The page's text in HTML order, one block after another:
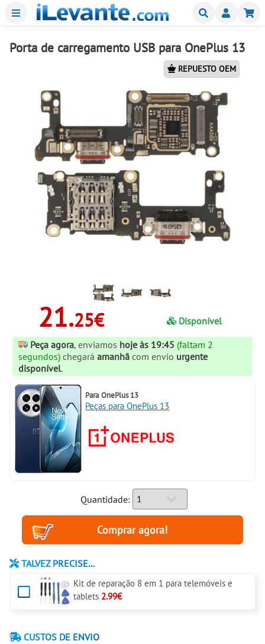
Menu Buscar
Porta de carregamento USB para OnePlus 13
REPUESTO OEM
21.25€
Disponível
Peça agora, enviamos hoje às 19:45 (faltam 1
segundos) chegará amanhã com envio urgente
disponível.
Para OnePlus 13
Peças para OnePlus 13
Quantidade:
TALVEZ PRECISE...
Kit de reparação 8 em 1 para telemóveis e
tablets 2.99€
CUSTOS DE ENVIO